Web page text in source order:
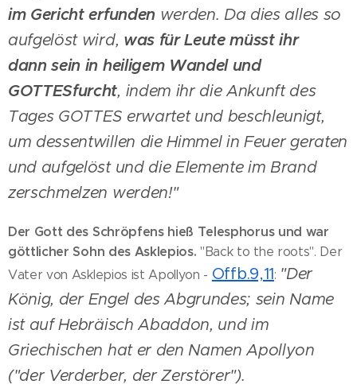
im Gericht erfunden werden. Da dies alles so
aufgelöst wird, was für Leute müsst ihr
dann sein in heiligem Wandel und
GOTTESfurcht, indem ihr die Ankunft des
Tages GOTTES erwartet und beschleunigt,
um dessentwillen die Himmel in Feuer geraten
und aufgelöst und die Elemente im Brand
zerschmelzen werden!"
Der Gott des Schröpfens hieß Telesphorus und war
göttlicher Sohn des Asklepios."Back to the roots". Der
Vater von Asklepios ist Apollyon - Offb.9,11: "Der
König, der Engel des Abgrundes; sein Name
ist auf Hebräisch Abaddon, und im
Griechischen hat er den Namen Apollyon
("der Verderber, der Zerstörer").